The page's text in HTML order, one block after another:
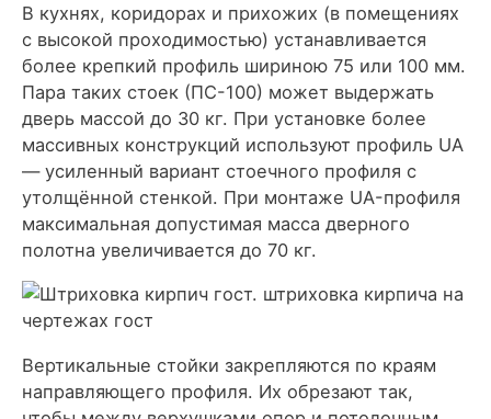
В кухнях, коридорах и прихожих (в помещениях
с высокой проходимостью) устанавливается
более крепкий профиль шириною 75 или 100 мм.
Пара таких стоек (ПС-100) может выдержать
дверь массой до 30 кг. При установке более
массивных конструкций используют профиль UA
— усиленный вариант стоечного профиля с
утолщённой стенкой. При монтаже UA-профиля
максимальная допустимая масса дверного
полотна увеличивается до 70 кг.
Вертикальные стойки закрепляются по краям
направляющего профиля. Их обрезают так,